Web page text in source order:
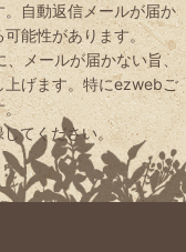
自動返信メールが届か
能性があります。
メールが届かない旨、
上げます。特にezwebご
。
てください。